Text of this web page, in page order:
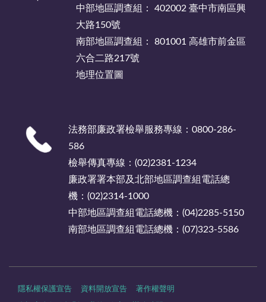
中部地區調查組： 402002 臺中市南區興
大路150號
南部地區調查組： 801001 高雄市前金區
六合二路217號
地理位置圖
法務部廉政署檢舉服務專線：0800-286-
586
檢舉傳真專線：(02)2381-1234
廉政署署本部及北部地區調查組電話總
機：(02)2314-1000
中部地區調查組電話總機：(04)2285-5150
南部地區調查組電話總機：(07)323-5586
隱私權保護宣告 資料開放宣告 著作權聲明